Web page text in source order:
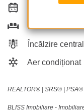
Este mobilat
Încălzire
Aer condiționat
REALTOR®️ | SRS®️ | PSA®️
BLISS Imobiliare -